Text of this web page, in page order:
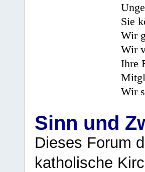
Sie
Wir
Wir
Ihre
Wir
Sinn und
Dieses Forum
katholische